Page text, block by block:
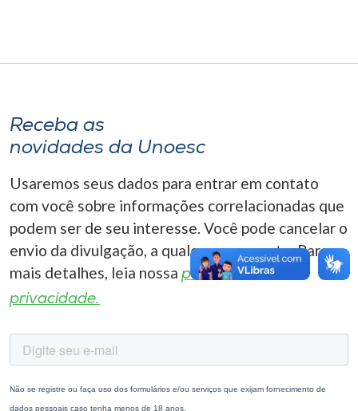
A-
Receba as
novidades da Unoesc
Usaremos seus dados para entrar em contato
com você sobre informações correlacionadas que
podem ser de seu interesse. Você pode cancelar o
envio da divulgação, a qualquer momento. Para
mais detalhes, leia nossa política de
privacidade.